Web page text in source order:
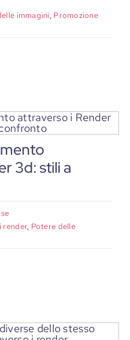
immagini, Promozione
3d: stili a
render, Potere delle